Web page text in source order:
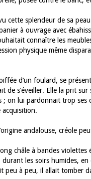
vu cette splendeur de sa
à ouvrage avec
connaître les
physique même
d’un foulard, se
de s’éveiller. Elle la prit
; on lui pardonnait trop ses
acquisition.
andalouse, créole
châle à bandes
durant les soirs humides,
peu à peu, il allait tomber